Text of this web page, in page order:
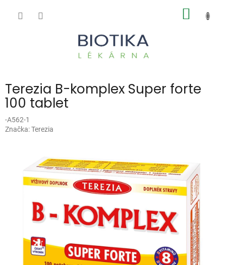
Terezia B-komplex Super forte
100 tablet
-A562-1
Značka:Terezia